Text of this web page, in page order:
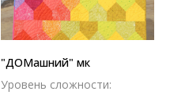
"ДОМашний" мк
Уровень сложности: